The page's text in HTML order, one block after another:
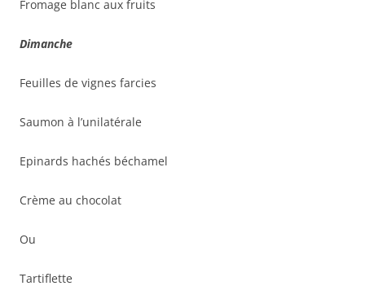
Fromage blanc aux fruits
Dimanche
Feuilles de vignes farcies
Saumon à l’unilatérale
Epinards hachés béchamel
Crème au chocolat
Ou
Tartiflette